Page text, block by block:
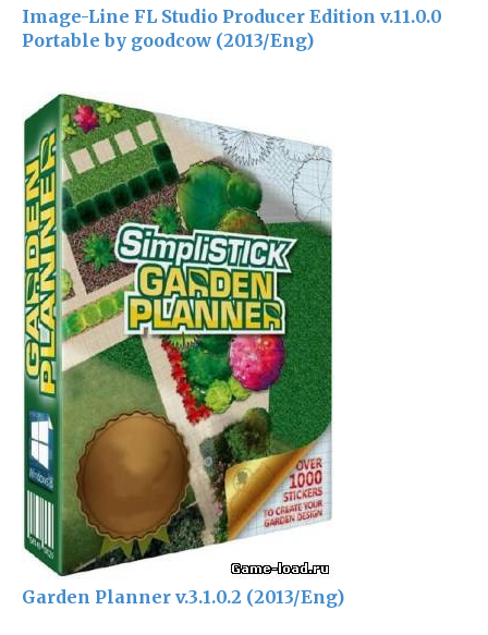
Image-Line FL Studio Producer Edition v.11.0.0
Portable by goodcow (2013/Eng)
Garden Planner v.3.1.0.2 (2013/Eng)